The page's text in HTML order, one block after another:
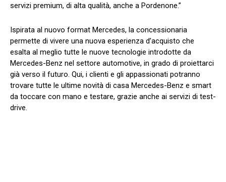
servizi premium, di alta qualità, anche a Pordenone.”
Ispirata al nuovo format Mercedes, la concessionaria
permette di vivere una nuova esperienza d’acquisto che
esalta al meglio tutte le nuove tecnologie introdotte da
Mercedes-Benz nel settore automotive, in grado di proiettarci
già verso il futuro. Qui, i clienti e gli appassionati potranno
trovare tutte le ultime novità di casa Mercedes-Benz e smart
da toccare con mano e testare, grazie anche ai servizi di test-
drive.